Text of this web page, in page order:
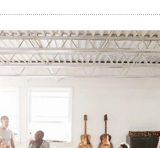
るメリット
活用事例
すすめの記事３選
施設におすすめのPMS 4選